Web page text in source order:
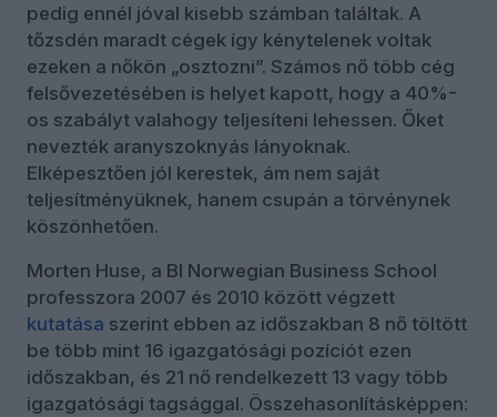
pedig ennél jóval kisebb számban találtak. A
tőzsdén maradt cégek így kénytelenek voltak
ezeken a nőkön „osztozni”. Számos nő több cég
felsővezetésében is helyet kapott, hogy a 40%-
os szabályt valahogy teljesíteni lehessen. Őket
nevezték aranyszoknyás lányoknak.
Elképesztően jól kerestek, ám nem saját
teljesítményüknek, hanem csupán a törvénynek
köszönhetően.
Morten Huse, a BI Norwegian Business School
professzora 2007 és 2010 között végzett
kutatása szerint ebben az időszakban 8 nő töltött
be több mint 16 igazgatósági pozíciót ezen
időszakban, és​ 21 nő rendelkezett 13 vagy több
igazgatósági tagsággal.​ Összehasonlításképpen: